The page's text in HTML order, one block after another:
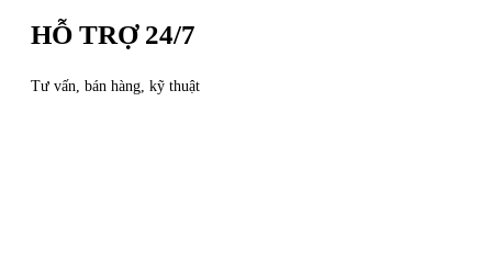
HỖ TRỢ 24/7
Tư vấn, bán hàng, kỹ thuật